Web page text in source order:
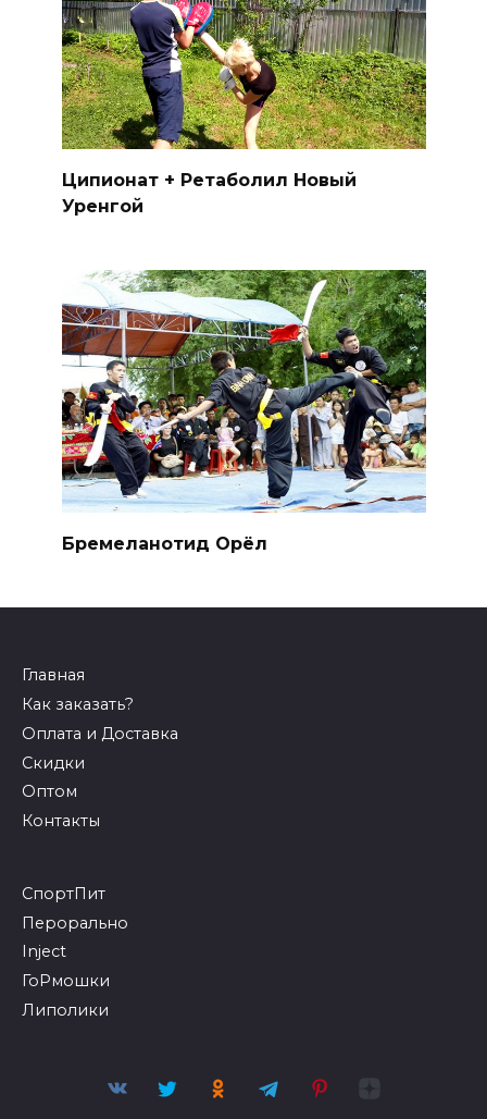
Ципионат + Ретаболил Новый
Уренгой
Бремеланотид Орёл
Главная
Как заказать?
Оплата и Доставка
Скидки
Оптом
Контакты
СпортПит
Перорально
Inject
ГоРмошки
Липолики